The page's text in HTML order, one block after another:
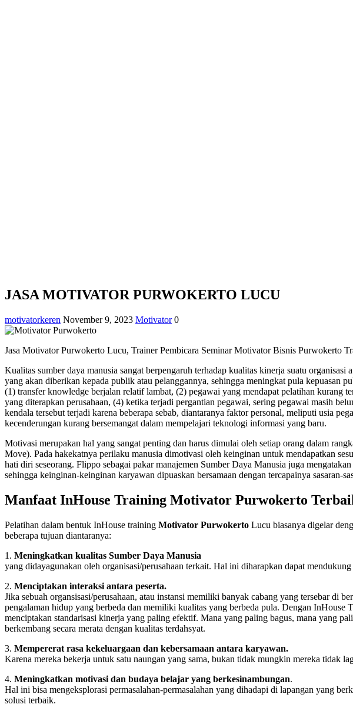
JASA MOTIVATOR PURWOKERTO LUCU
motivatorkeren November 9, 2023 Motivator 0
Jasa Motivator Purwokerto Lucu, Trainer Pembicara Seminar Motivator Bisnis Purwokerto
Kualitas sumber daya manusia sangat berpengaruh terhadap kualitas kinerja suatu
yang akan diberikan kepada publik atau pelanggannya, sehingga meningkat pula kepuasan
(1) transfer knowledge berjalan relatif lambat, (2) pegawai yang mendapat pelatihan kurang
yang diterapkan perusahaan, (4) ketika terjadi pergantian pegawai, sering pegawai masih
kendala tersebut terjadi karena beberapa sebab, diantaranya faktor personal, meliputi usia
kecenderungan kurang bersemangat dalam mempelajari teknologi informasi yang baru.
Motivasi merupakan hal yang sangat penting dan harus dimulai oleh setiap orang dalam
Move). Pada hakekatnya perilaku manusia dimotivasi oleh keinginan untuk mendapatkan
hati diri seseorang. Flippo sebagai pakar manajemen Sumber Daya Manusia juga
sehingga keinginan-keinginan karyawan dipuaskan bersamaan dengan tercapainya sasaran-
Manfaat InHouse Training Motivator Purwokerto
Pelatihan dalam bentuk InHouse training Motivator Purwokerto Lucu biasanya digelar
beberapa tujuan diantaranya:
1. Meningkatkan kualitas Sumber Daya Manusia
yang didayagunakan oleh organisasi/perusahaan terkait. Hal ini diharapkan dapat
2. Menciptakan interaksi antara peserta.
Jika sebuah organsisasi/perusahaan, atau instansi memiliki banyak cabang yang tersebar di
pengalaman hidup yang berbeda dan memiliki kualitas yang berbeda pula. Dengan
menciptakan standarisasi kinerja yang paling efektif. Mana yang paling bagus, mana yang
berkembang secara merata dengan kualitas terdahsyat.
3. Mempererat rasa kekeluargaan dan kebersamaan antara karyawan.
Karena mereka bekerja untuk satu naungan yang sama, bukan tidak mungkin mereka tidak
4. Meningkatkan motivasi dan budaya belajar yang berkesinambungan.
Hal ini bisa mengeksplorasi permasalahan-permasalahan yang dihadapi di lapangan yang
solusi terbaik.